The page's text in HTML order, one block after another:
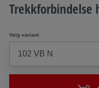
Trekkforbindelse
Velg variant